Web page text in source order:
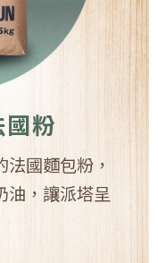
粉
國麵包粉，
油，讓派塔呈